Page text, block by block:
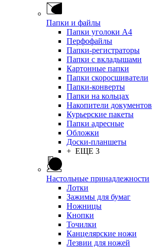
Папки и файлы
Папки уголоки А4
Перфофайлы
Папки-регистраторы
Папки с вкладышами
Картонные папки
Папки скоросшиватели
Папки-конверты
Папки на кольцах
Накопители документов
Курьерские пакеты
Папки адресные
Обложки
Доски-планшеты
+ ЕЩЕ 3
Настольные принадлежности
Лотки
Зажимы для бумаг
Ножницы
Кнопки
Точилки
Канцелярские ножи
Лезвии для ножей